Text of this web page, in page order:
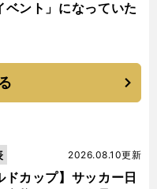
ベント」になっていた
ドカップ】サッカー日
2026.08.10更新